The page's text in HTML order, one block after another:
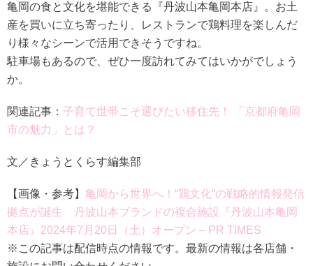
亀岡の食と文化を堪能できる『丹波山本亀岡本店』。お土
産を買いに立ち寄ったり、レストランで鶏料理を楽しんだ
り様々なシーンで活用できそうですね。
駐車場もあるので、ぜひ一度訪れてみてはいかがでしょう
か。
関連記事： 子育て世帯こそ選びたい移住先！ 「京都府亀岡
市の魅力」とは？
文／きょうとくらす編集部
【画像・参考】 亀岡から世界へ！“鶏文化”の戦略的情報発信
拠点が誕生 丹波山本ブランドの複合施設『丹波山本亀岡
本店』2024年7月20日（土）オープン – PR TIMES
※この記事は配信時点の情報です。最新の情報は各店舗・